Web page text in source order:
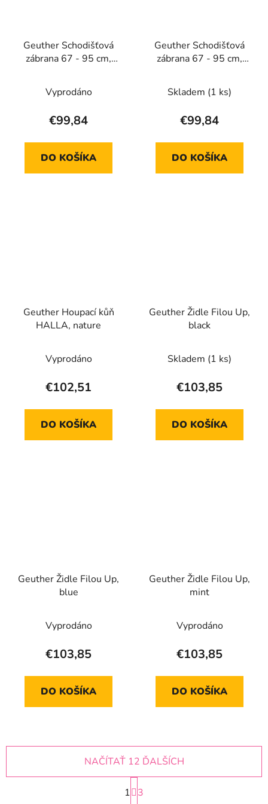
Geuther Schodišťová
zábrana 67 - 95 cm,
Vyprodáno
€99,84
DO KOŠÍKA
Geuther Schodišťová
zábrana 67 - 95 cm,
Skladem (1 ks)
€99,84
DO KOŠÍKA
Geuther Houpací kůň
HALLA, nature
Vyprodáno
€102,51
DO KOŠÍKA
Geuther Židle Filou Up,
black
Skladem (1 ks)
€103,85
DO KOŠÍKA
Geuther Židle Filou Up,
blue
Vyprodáno
€103,85
DO KOŠÍKA
Geuther Židle Filou Up,
mint
Vyprodáno
€103,85
DO KOŠÍKA
NAČÍTAŤ 12 ĎALŠÍCH
S
t
1
3